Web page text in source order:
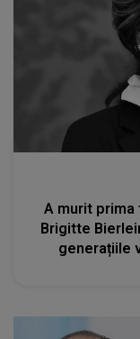
A murit
Brigitte
generațiile